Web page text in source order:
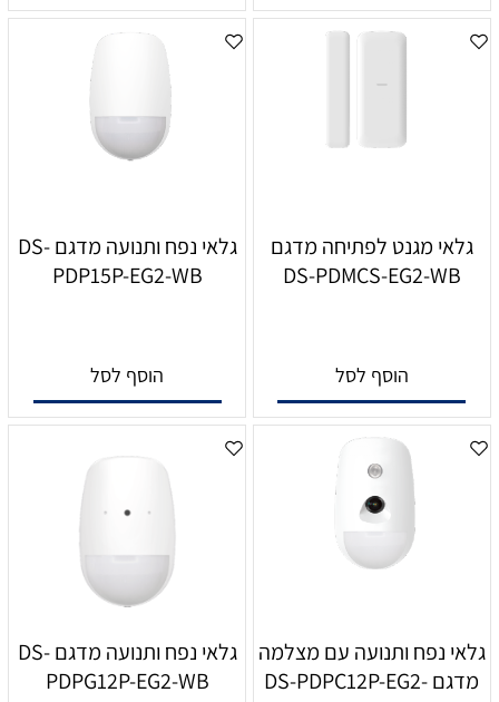
גלאי מגנט לפתיחה מדגם
DS-PDMCS-EG2-WB
הוסף לסל
גלאי נפח ותנועה מדגם DS-
PDP15P-EG2-WB
הוסף לסל
גלאי נפח ותנועה עם מצלמה
מדגם DS-PDPC12P-EG2-
גלאי נפח ותנועה מדגם DS-
PDPG12P-EG2-WB